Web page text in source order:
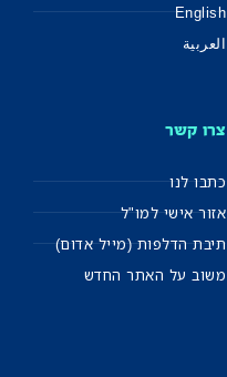
English
العربية
צרו קשר
כתבו לנו
אזור אישי למו"ל
תיבת הדלפות (מייל אדום)
משוב על האתר החדש